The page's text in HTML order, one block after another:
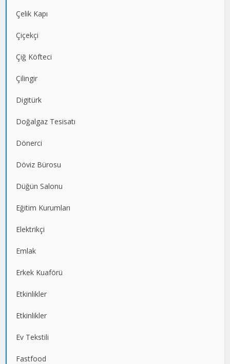
Çelik Kapı
Çiçekçi
Çiğ Köfteci
Çilingir
Digitürk
Doğalgaz Tesisatı
Dönerci
Döviz Bürosu
Düğün Salonu
Eğitim Kurumları
Elektrikçi
Emlak
Erkek Kuaförü
Etkinlikler
Etkinlikler
Ev Tekstili
Fastfood